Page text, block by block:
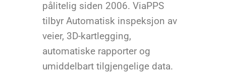
pålitelig siden 2006. ViaPPS
tilbyr Automatisk inspeksjon av
veier, 3D-kartlegging,
automatiske rapporter og
umiddelbart tilgjengelige data.